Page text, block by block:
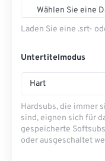
Wählen Sie eine
Laden Sie eine .srt-
Untertitelmodus
Hart
Hardsubs, die immer
sind, eignen sich für
gespeicherte
oder ausgeschaltet